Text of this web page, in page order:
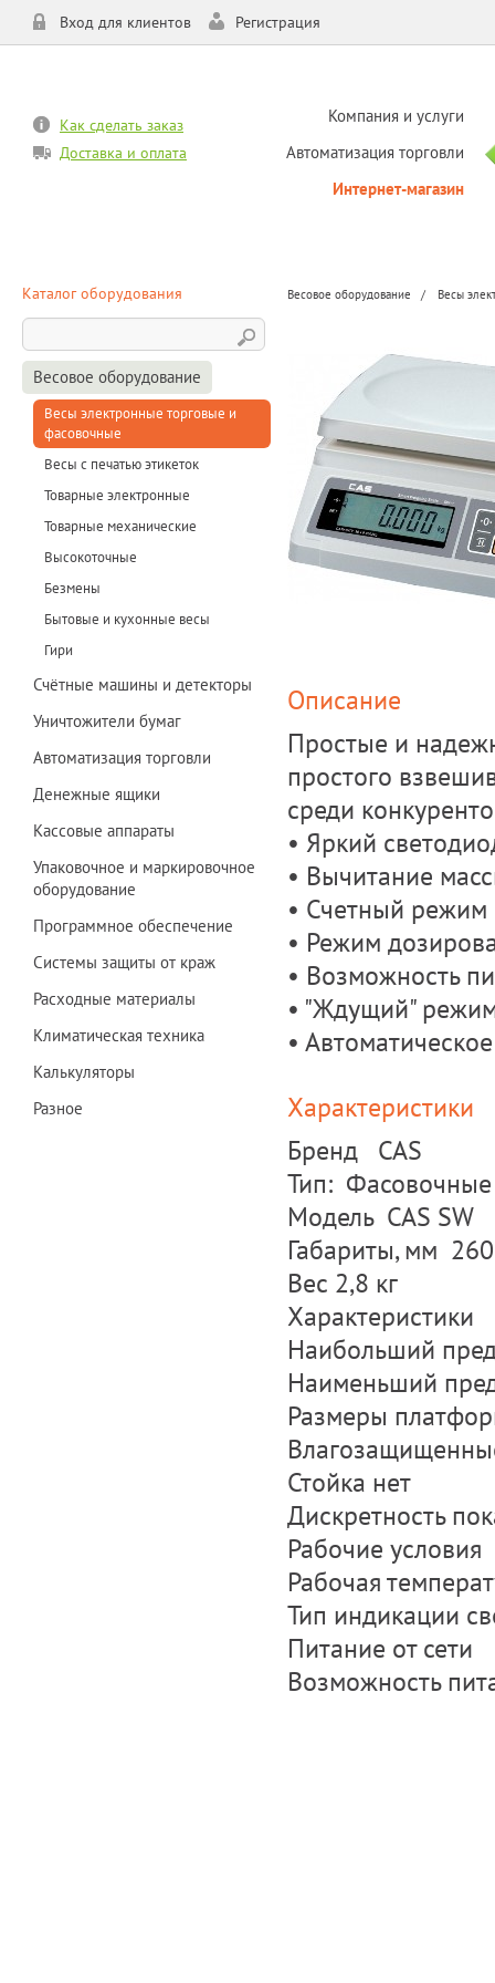
Вход для клиентов Регистрация
Как сделать заказ
Доставка и оплата
Компания и услуги
Автоматизация торговли
Интернет-магазин
Каталог оборудования
Весовое оборудование
Весы электронные торговые и
фасовочные
Весы с печатью этикеток
Товарные электронные
Товарные механические
Высокоточные
Безмены
Бытовые и кухонные весы
Гири
Счётные машины и детекторы
Уничтожители бумаг
Автоматизация торговли
Денежные ящики
Кассовые аппараты
Упаковочное и маркировочное
оборудование
Программное обеспечение
Системы защиты от краж
Расходные материалы
Климатическая техника
Калькуляторы
Разное
Весовое оборудование Весы
Описание
Простые и
простого
среди
• Яркий
• Вычитание
• Счетный режим
• Режим
• Возможность
• "Ждущий"
•
Характеристики
Бренд CAS
Тип:
Модель CAS SW
Габариты, мм
Вес 2,8 кг
Характеристики
Наибольший
Наименьший
Размеры
Стойка нет
Дискретность
Рабочие условия
Рабочая
Тип индикации
Питание от сети
Возможность